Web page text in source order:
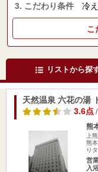
3. こだわり条件 冷
こ
リストから探
天然温泉 六花の湯
3.6点/
熊
上
熊
り
営
入